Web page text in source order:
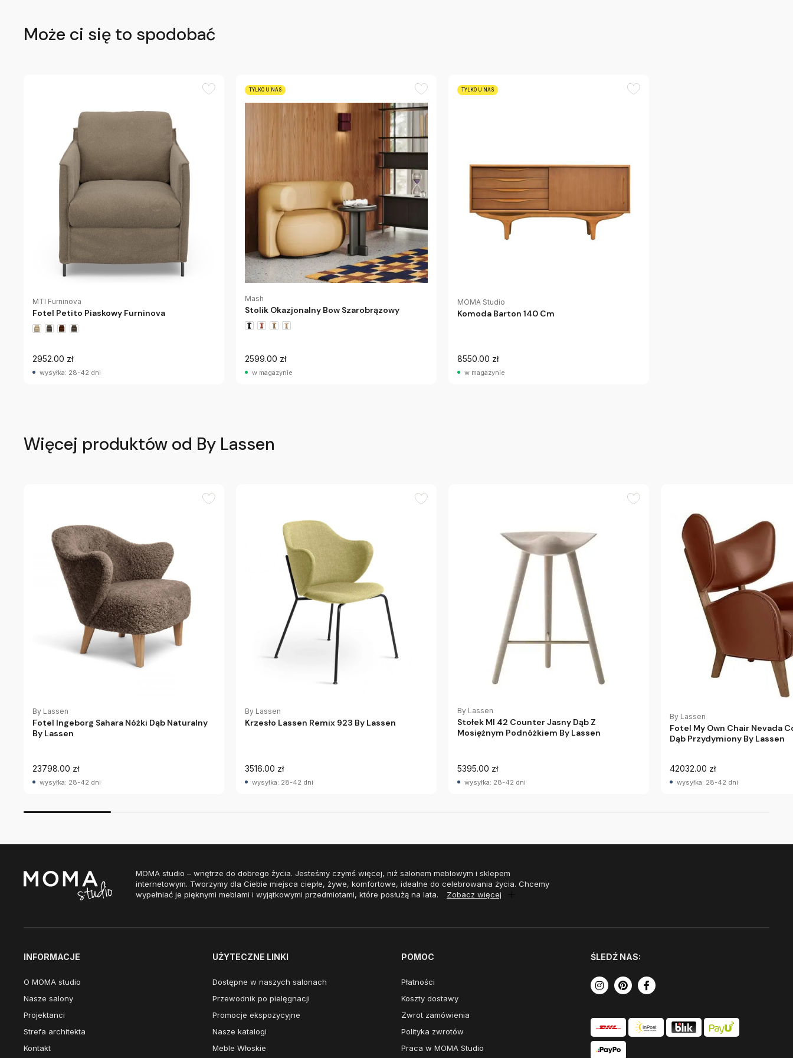
Może ci się to spodobać
MTI Furninova
Fotel Petito Piaskowy Furninova
2952.00 zł
wysyłka: 28-42 dni
TYLKO U NAS
Mash
Stolik Okazjonalny Bow Szarobrązowy
2599.00 zł
w magazynie
TYLKO U NAS
MOMA Studio
Komoda Barton 140 Cm
8550.00 zł
w magazynie
Więcej produktów od By Lassen
By Lassen
Fotel Ingeborg Sahara Nóżki Dąb Naturalny
By Lassen
23798.00 zł
wysyłka: 28-42 dni
By Lassen
Krzesło Lassen Remix 923 By Lassen
3516.00 zł
wysyłka: 28-42 dni
By Lassen
Stołek Ml 42 Counter Jasny Dąb Z
Mosiężnym Podnóżkiem By Lassen
5395.00 zł
wysyłka: 28-42 dni
By Lassen
Fotel My Own Chair Nevada
Dąb Przydymiony By Lassen
42032.00 zł
wysyłka: 28-42 dni
MOMA studio – wnętrze do dobrego życia. Jesteśmy czymś więcej, niż salonem meblowym i sklepem
internetowym. Tworzymy dla Ciebie miejsca ciepłe, żywe, komfortowe, idealne do celebrowania życia. Chcemy
wypełniać je pięknymi meblami i wyjątkowymi przedmiotami, które posłużą na lata.
Zobacz więcej
INFORMACJE
O MOMA studio
Nasze salony
Projektanci
Strefa architekta
Kontakt
UŻYTECZNE LINKI
Dostępne w naszych salonach
Przewodnik po pielęgnacji
Promocje ekspozycyjne
Nasze katalogi
Meble Włoskie
POMOC
Płatności
Koszty dostawy
Zwrot zamówienia
Polityka zwrotów
Praca w MOMA Studio
ŚLEDŹ NAS: